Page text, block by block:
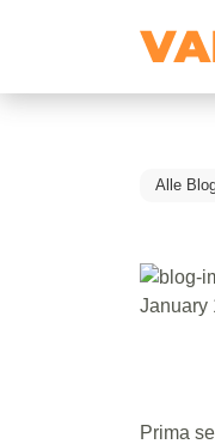
Alle
January
Prima